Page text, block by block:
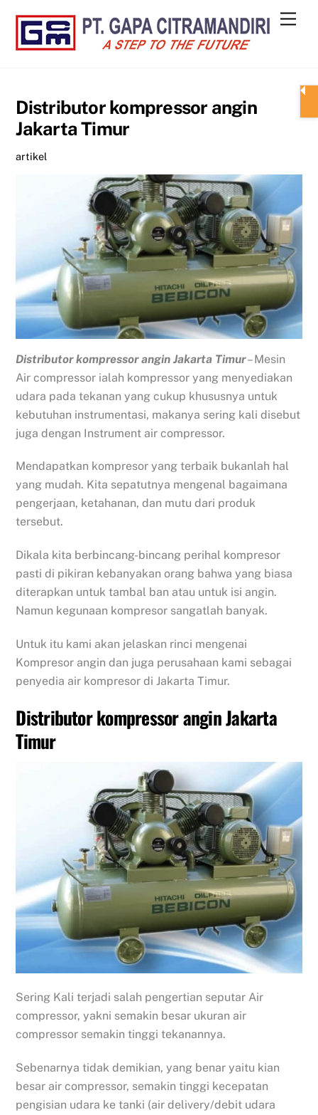
content
Distributor kompressor angin
Jakarta Timur
artikel
Distributor kompressor angin Jakarta Timur– Mesin
Air compressor ialah kompressor yang menyediakan
udara pada tekanan yang cukup khususnya untuk
kebutuhan instrumentasi, makanya sering kali disebut
juga dengan Instrument air compressor.
Mendapatkan kompresor yang terbaik bukanlah hal
yang mudah. Kita sepatutnya mengenal bagaimana
pengerjaan, ketahanan, dan mutu dari produk
tersebut.
Dikala kita berbincang-bincang perihal kompresor
pasti di pikiran kebanyakan orang bahwa yang biasa
diterapkan untuk tambal ban atau untuk isi angin.
Namun kegunaan kompresor sangatlah banyak.
Untuk itu kami akan jelaskan rinci mengenai
Kompresor angin dan juga perusahaan kami sebagai
penyedia air kompresor di Jakarta Timur.
Distributor kompressor angin Jakarta
Timur
Sering Kali terjadi salah pengertian seputar Air
compressor, yakni semakin besar ukuran air
compressor semakin tinggi tekanannya.
Sebenarnya tidak demikian, yang benar yaitu kian
besar air compressor, semakin tinggi kecepatan
pengisian udara ke tanki (air delivery/debit udara